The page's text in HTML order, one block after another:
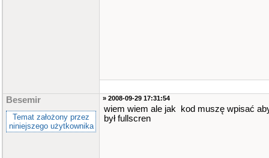
Besemir
Temat założony przez
niniejszego użytkownika
» 2008-09-29 17:31:54
wiem wiem ale jak kod muszę wpisać
był fullscren